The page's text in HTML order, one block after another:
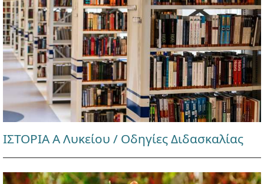
ΙΣΤΟΡΙΑ Α Λυκείου / Οδηγίες Διδασκαλίας